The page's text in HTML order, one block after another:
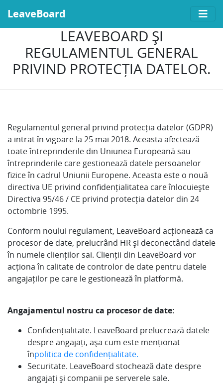
LeaveBoard
LEAVEBOARD ȘI
REGULAMENTUL GENERAL
PRIVIND PROTECȚIA DATELOR.
Regulamentul general privind protecția datelor (GDPR)
a intrat în vigoare la 25 mai 2018. Aceasta afectează
toate întreprinderile din Uniunea Europeană sau
întreprinderile care gestionează datele persoanelor
fizice în cadrul Uniunii Europene. Aceasta este o nouă
directiva UE privind confidențialitatea care înlocuiește
Directiva 95/46 / CE privind protecția datelor din 24
octombrie 1995.
Conform noului regulament, LeaveBoard acționează ca
procesor de date, prelucrând HR și deconectând datele
în numele clienților sai. Clienții din LeaveBoard vor
acționa în calitate de controlor de date pentru datele
angajaților pe care le gestionează în platformă.
Angajamentul nostru ca procesor de date:
Confidențialitate. LeaveBoard prelucrează datele
despre angajați, așa cum este menționat
înpolitica de confidențialitate.
Securitate. LeaveBoard stochează date despre
angajați și companii pe serverele sale.